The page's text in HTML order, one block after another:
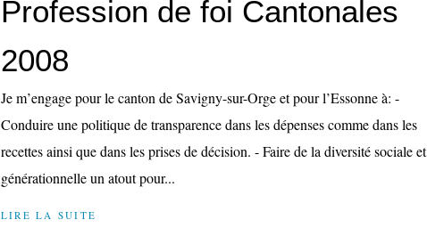
Profession de foi Cantonales
2008
Je m’engage pour le canton de Savigny-sur-Orge et pour l’Essonne à: -
Conduire une politique de transparence dans les dépenses comme dans les
recettes ainsi que dans les prises de décision. - Faire de la diversité sociale et
générationnelle un atout pour...
LIRE LA SUITE